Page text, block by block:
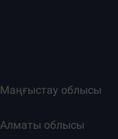
Маңғыстау облысы
Алматы облысы